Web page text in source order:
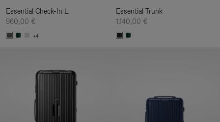
Essential Check-In L
960,00 €
+4
Essential Trunk
1.140,00 €